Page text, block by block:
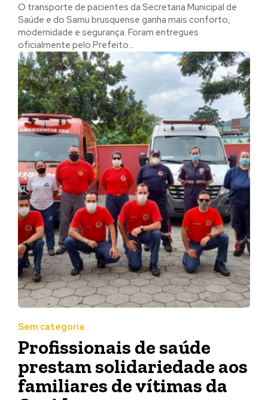
O transporte de pacientes da Secretaria Municipal de
Saúde e do Samu brusquense ganha mais conforto,
modernidade e segurança. Foram entregues
oficialmente pelo Prefeito...
Sem categoria
Profissionais de saúde
prestam solidariedade aos
familiares de vítimas da